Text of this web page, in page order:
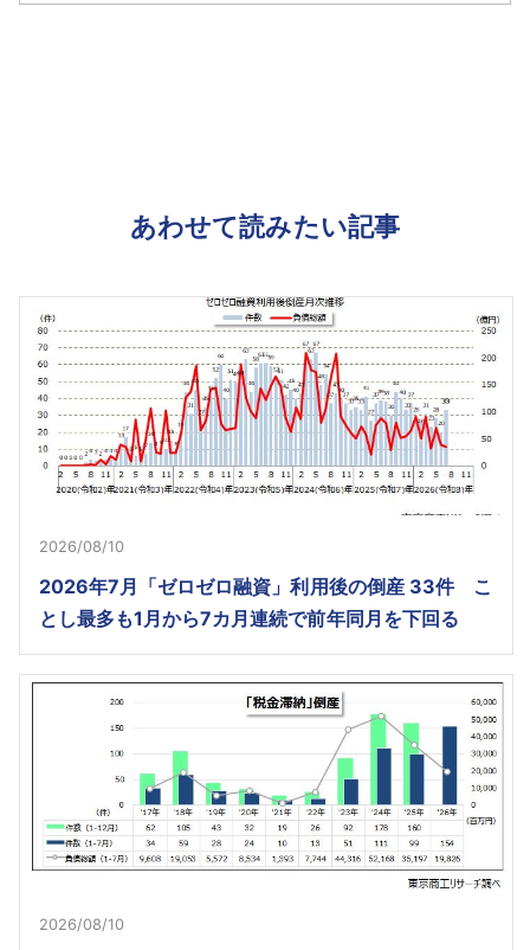
あわせて読みたい記事
2026/08/10
2026年7月「ゼロゼロ融資」利用後の倒産 33件 こ
とし最多も1月から7カ月連続で前年同月を下回る
2026/08/10